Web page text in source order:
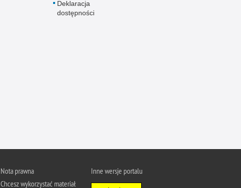
Deklaracja
dostępności
Nota prawna
Chcesz wykorzystać materiał
Inne wersje portalu